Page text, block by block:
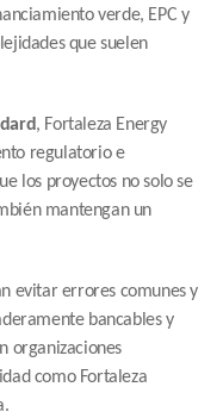
verde, EPC y
que suelen
, Fortaleza Energy
regulatorio e
los proyectos no solo se
mantengan un
evitar errores comunes y
bancables y
organizaciones
como Fortaleza